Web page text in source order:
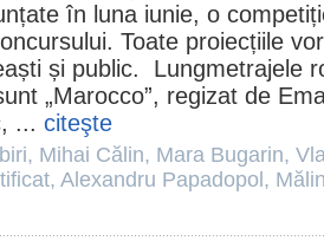
în luna iunie, o
Toate proiecțiile
și public. Lungmetrajele
„Marocco”, regizat de
, ... citeşte
, Mihai Călin, Mara Bugarin,
, Alexandru Papadopol ,